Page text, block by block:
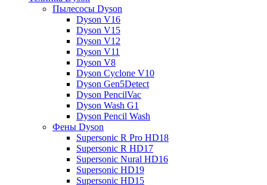
Пылесосы Dyson
Dyson V16
Dyson V15
Dyson V12
Dyson V11
Dyson V8
Dyson Cyclone V10
Dyson Gen5Detect
Dyson PencilVac
Dyson Wash G1
Dyson Pencil Wash
Фены Dyson
Supersonic R Pro HD18
Supersonic R HD17
Supersonic Nural HD16
Supersonic HD19
Supersonic HD15